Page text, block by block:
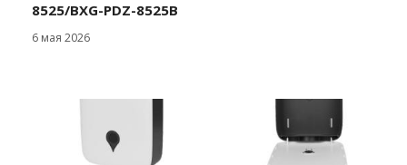
8525/BXG-PDZ-8525В
6 мая 2026